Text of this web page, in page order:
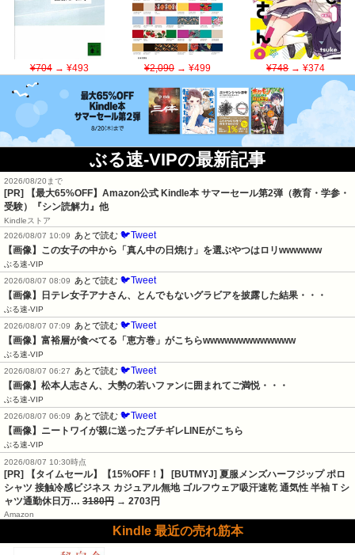
¥704→ ¥493 ¥2,090→ ¥499 ¥748→ ¥374
ぶる速-VIPの最新記事
2026/08/20まで
[PR]
【最大65%OFF】Amazon公式 Kindle本 サマーセール第2弾（教育・学参・
受験）『シン読解力』他
Kindleストア
2026/08/07 10:09
あとで読む 🐦Tweet
【画像】この女子の中から「真ん中の日焼け」を選ぶやつはロリwwwwww
ぶる速-VIP
2026/08/07 08:09
あとで読む 🐦Tweet
【画像】日テレ女子アナさん、とんでもないグラビアを披露した結果・・・
ぶる速-VIP
2026/08/07 07:09
あとで読む 🐦Tweet
【画像】富裕層が食べてる「恵方巻」がこちらwwwwwwwwwwwww
ぶる速-VIP
2026/08/07 06:27
あとで読む 🐦Tweet
【画像】松本人志さん、大勢の若いファンに囲まれてご満悦・・・
ぶる速-VIP
2026/08/07 06:09
あとで読む 🐦Tweet
【画像】ニートワイが親に送ったブチギレLINEがこちら
ぶる速-VIP
2026/08/07 10:30時点
[PR] 【タイムセール】【15%OFF！】 [BUTMYJ] 夏服メンズハーフジップ ポロ
シャツ 接触冷感ビジネス カジュアル無地 ゴルフウェア吸汗速乾 通気性 半袖 T シ
ャツ通勤休日万… 3180円 → 2703円
Amazon
Kindle 最近の売れ筋本